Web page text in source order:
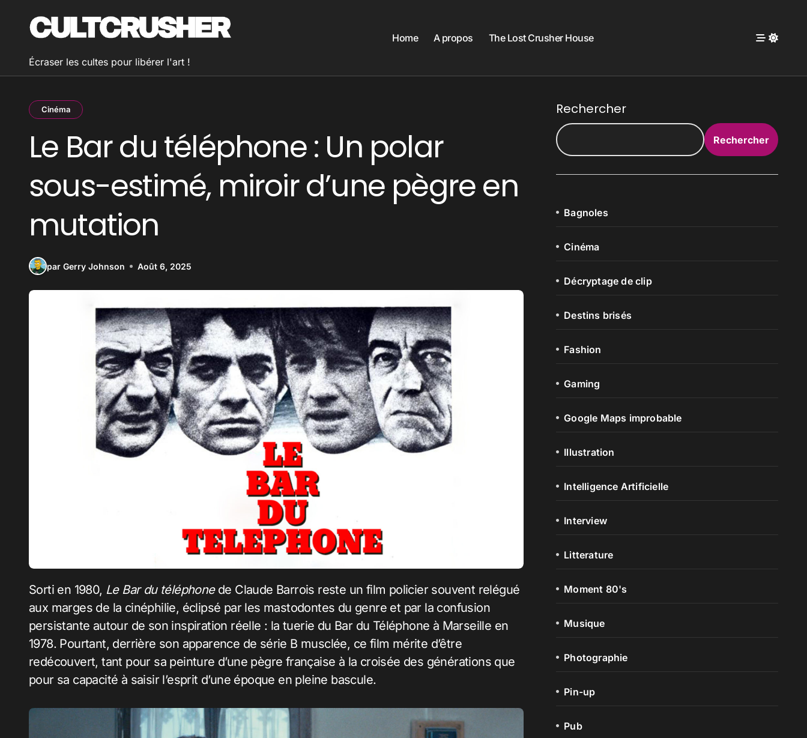
contenu
Écraser les cultes pour libérer l'art !
Home A propos The Lost Crusher House
Cinéma
Le Bar du téléphone : Un polar
sous-estimé, miroir d’une pègre en
mutation
par Gerry Johnson Août 6, 2025
Sorti en 1980, Le Bar du téléphonede Claude Barrois reste un film policier souvent relégué
aux marges de la cinéphilie, éclipsé par les mastodontes du genre et par la confusion
persistante autour de son inspiration réelle : la tuerie du Bar du Téléphone à Marseille en
1978. Pourtant, derrière son apparence de série B musclée, ce film mérite d’être
redécouvert, tant pour sa peinture d’une pègre française à la croisée des générations que
pour sa capacité à saisir l’esprit d’une époque en pleine bascule.
Rechercher
Rechercher
Bagnoles
Cinéma
Décryptage de clip
Destins brisés
Fashion
Gaming
Google Maps improbable
Illustration
Intelligence Artificielle
Interview
Litterature
Moment 80's
Musique
Photographie
Pin-up
Pub